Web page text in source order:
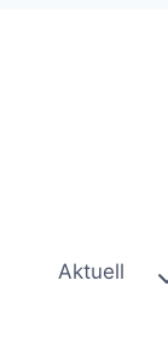
Aktuell